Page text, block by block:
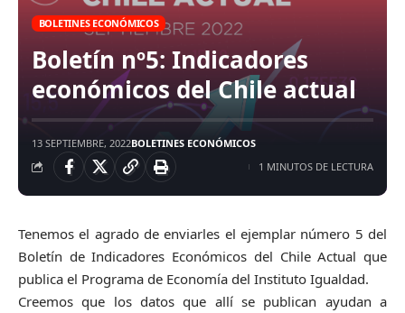
BOLETINES ECONÓMICOS
Boletín nº5: Indicadores
económicos del Chile actual
13 SEPTIEMBRE, 2022BOLETINES ECONÓMICOS
1 MINUTOS DE LECTURA
Tenemos el agrado de enviarles el ejemplar número 5 del
Boletín de Indicadores Económicos del Chile Actual que
publica el Programa de Economía del Instituto Igualdad.
Creemos que los datos que allí se publican ayudan a